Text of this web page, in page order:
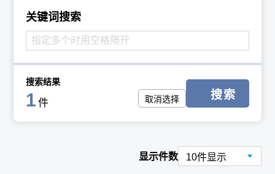
关键词搜索
搜索结果
1 件 取消选择 搜索
显示件数